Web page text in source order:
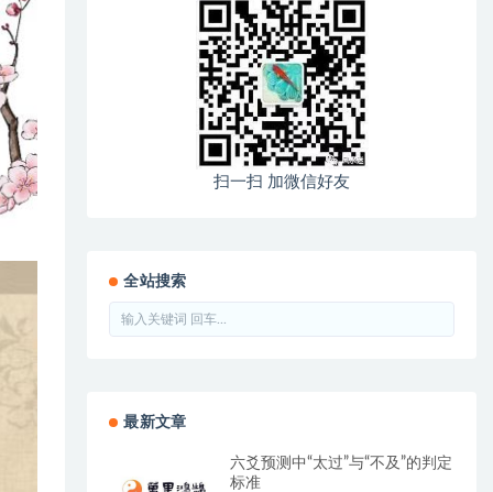
扫一扫 加微信好友
全站搜索
最新文章
六爻预测中“太过”与“不及”的判定
标准